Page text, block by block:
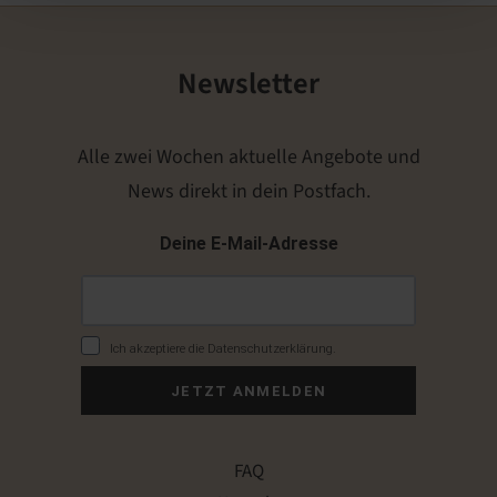
FAQ
Newsletter
Alle zwei Wochen aktuelle Angebote und
News direkt in dein Postfach.
Deine E-Mail-Adresse
Ich akzeptiere die Datenschutzerklärung.
JETZT ANMELDEN